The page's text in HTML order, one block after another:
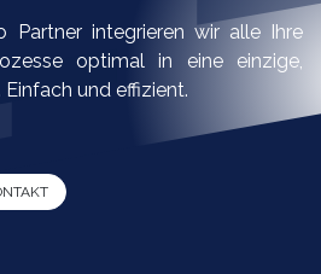
Partner integrieren wir alle Ihre
optimal in eine einzige,
und effizient.